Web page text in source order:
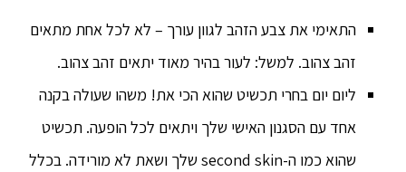
התאימי את צבע הזהב לגוון עורך – לא לכל אחת מתאים
זהב צהוב. למשל: לעור בהיר מאוד יתאים זהב צהוב.
ליום יום בחרי תכשיט שהוא הכי את! משהו שעולה בקנה
אחד עם הסגנון האישי שלך ויתאים לכל הופעה. תכשיט
שהוא כמו ה-second skin שלך ושאת לא מורידה. בכלל